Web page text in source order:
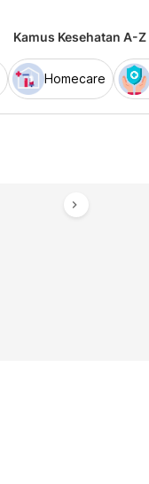
Kamus Kesehatan A-Z
Homecare
chevron_right